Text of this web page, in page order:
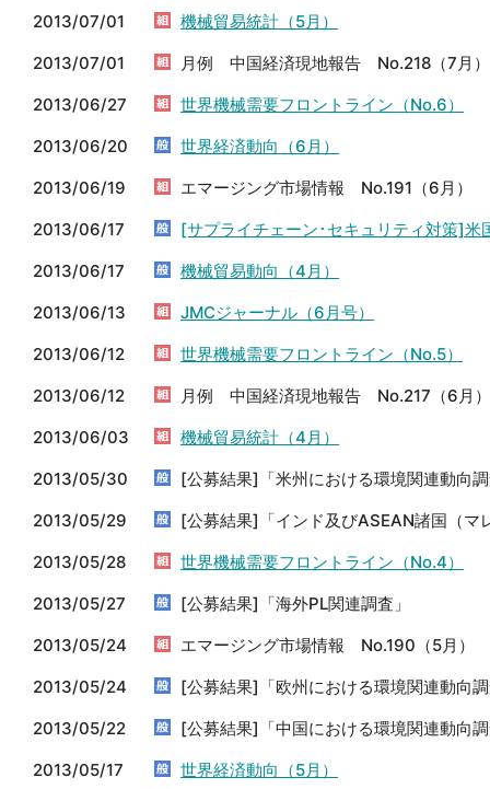
2013/07/01
機械貿易統計（5月）
2013/07/01
月例 中国経済現地報告 No.218（7月）
2013/06/27
世界機械需要フロントライン（No.6）
2013/06/20
世界経済動向（6月）
2013/06/19
エマージング市場情報 No.191（6月）
2013/06/17
[サプライチェーン･セキュリティ対策]
2013/06/17
機械貿易動向（4月）
2013/06/13
JMCジャーナル（6月号）
2013/06/12
世界機械需要フロントライン（No.5）
2013/06/12
月例 中国経済現地報告 No.217（6月）
2013/06/03
機械貿易統計（4月）
2013/05/30
[公募結果]「米州における環境関連動向
2013/05/29
[公募結果]「インド及びASEAN諸国（マ
2013/05/28
世界機械需要フロントライン（No.4）
2013/05/27
[公募結果]「海外PL関連調査」
2013/05/24
エマージング市場情報 No.190（5月）
2013/05/24
[公募結果]「欧州における環境関連動向
2013/05/22
[公募結果]「中国における環境関連動向
2013/05/17
世界経済動向（5月）